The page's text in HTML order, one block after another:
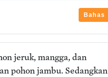
Bahas
jeruk, mangga, dan
pohon jambu. Sedangkan